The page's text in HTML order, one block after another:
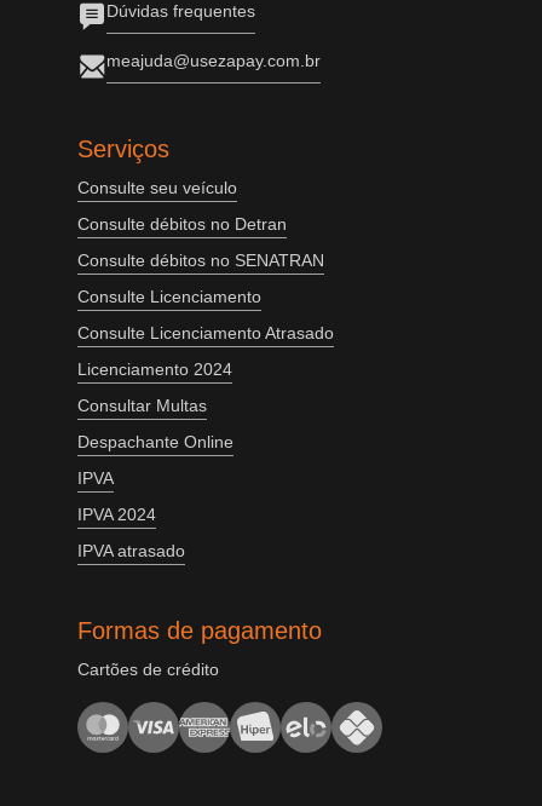
Dúvidas frequentes
meajuda@usezapay.com.br
Serviços
Consulte seu veículo
Consulte débitos no Detran
Consulte débitos no SENATRAN
Consulte Licenciamento
Consulte Licenciamento Atrasado
Licenciamento 2024
Consultar Multas
Despachante Online
IPVA
IPVA 2024
IPVA atrasado
Formas de pagamento
Cartões de crédito